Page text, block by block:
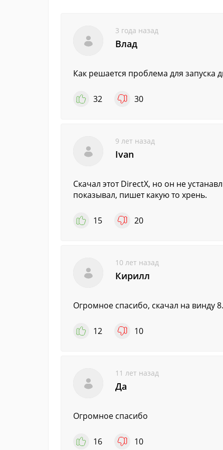
3 года назад
Влад
Как решается проблема для запуска
32 30
9 лет назад
Ivan
Скачал этот DirectX, но он не
показывал, пишет какую то хрень.
15 20
10 лет назад
Кирилл
Огромное спасибо, скачал на винду
12 10
11 лет назад
Да
Огромное спасибо
16 10